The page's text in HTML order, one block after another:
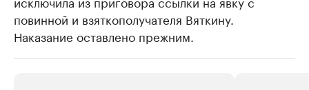
повинной и взяткополучателя Вяткину.
Наказание оставлено прежним.